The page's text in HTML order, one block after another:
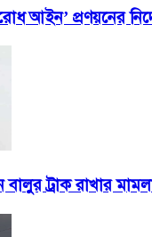
আইন’ প্রণয়নের
বালুর ট্রাক রাখার